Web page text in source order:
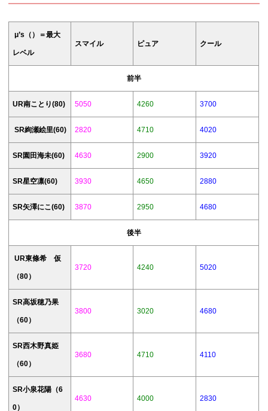
μ’s（）＝最大
レベル
スマイル ピュア クール
前半
UR南ことり(80) 5050 4260 3700
SR絢瀬絵里(60) 2820 4710 4020
SR園田海未(60) 4630 2900 3920
SR星空凛(60) 3930 4650 2880
SR矢澤にこ(60) 3870 2950 4680
後半
UR東條希 仮
（80）
3720 4240 5020
SR高坂穂乃果
（60）
3800 3020 4680
SR西木野真姫
（60）
3680 4710 4110
SR小泉花陽（6
0）
4630 4000 2830